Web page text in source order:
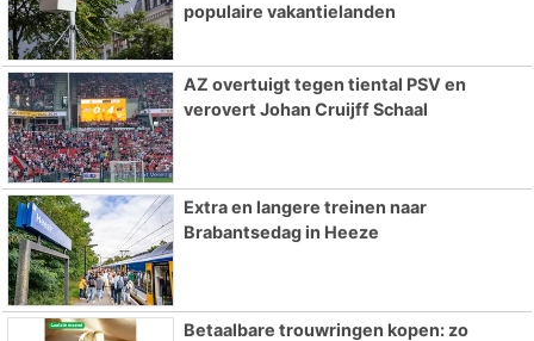
populaire vakantielanden
AZ overtuigt tegen tiental PSV en
verovert Johan Cruijff Schaal
Extra en langere treinen naar
Brabantsedag in Heeze
Betaalbare trouwringen kopen: zo